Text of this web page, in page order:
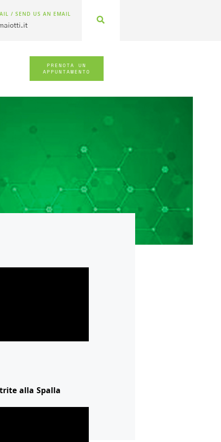
/ SEND US AN EMAIL
PRENOTA UN
APPUNTAMENTO
alla Spalla